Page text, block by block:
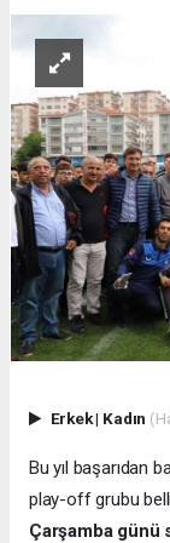
Erkek| Kadın
Bu yıl başarıdan
play-off grubu
Çarşamba günü